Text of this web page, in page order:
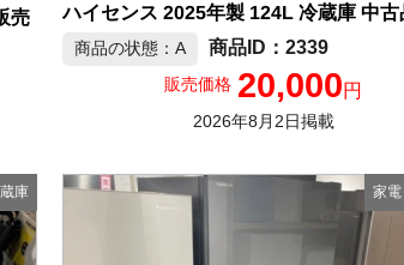
売 ハイセンス 2025年製 124L 冷蔵庫 中古
商品の状態：A 2339
販売価格 20,000円
2026年8月2日掲載
庫 家電,